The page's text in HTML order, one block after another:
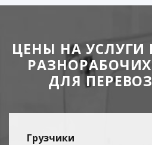
ЦЕНЫ НА УСЛУГИ
ДЛЯ
Грузчики